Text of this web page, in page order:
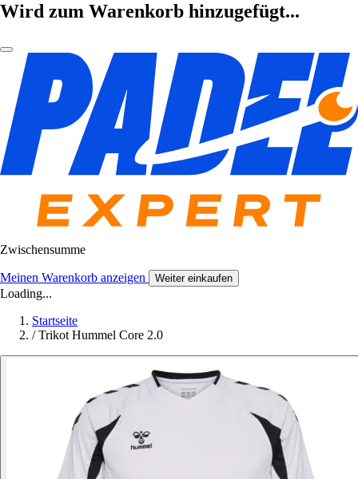
Wird zum Warenkorb hinzugefügt...
Zwischensumme
Meinen Warenkorb anzeigen Weiter einkaufen
Loading...
Startseite
/ Trikot Hummel Core 2.0